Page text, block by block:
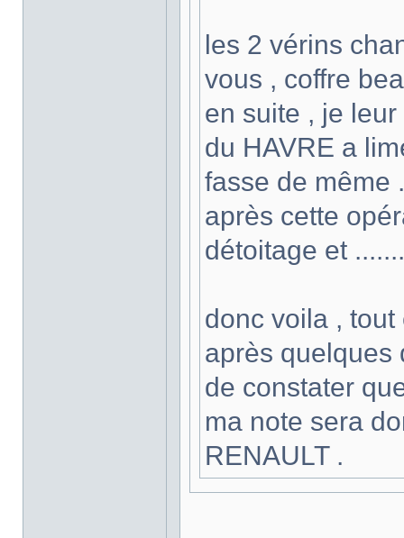
les 2 vérins
vous , coffre
en suite , je
du HAVRE a
fasse de même .
après cette
détoitage et
donc voila ,
après quelques
de constater
ma note sera
RENAULT .